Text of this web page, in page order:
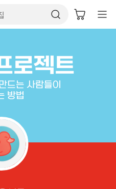
로젝트
드는 사람들이
방법